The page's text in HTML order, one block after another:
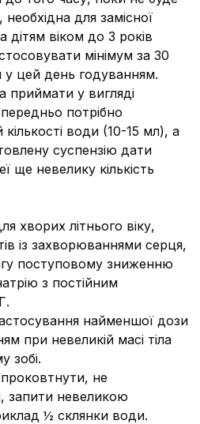
для замісної
дітям віком до 3 років
мінімум за 30
цей день годуванням.
приймати у вигляді
потрібно
води (10-15 мл), а
суспензію дати
ще невелику кількість
хворих літнього віку,
із захворюваннями серця,
поступовому зниженню
з постійним
найменшої дози
при невеликій масі тіла
зобі.
не
запити невеликою
½ склянки води.